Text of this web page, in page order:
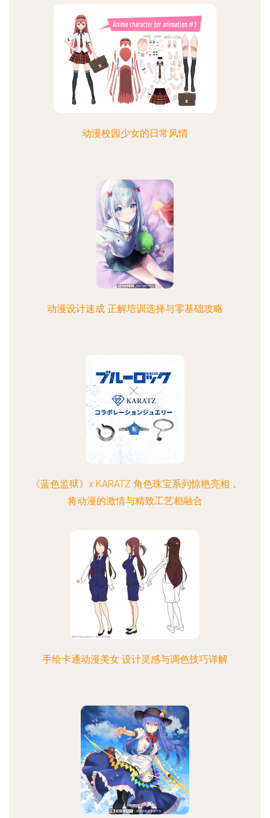
动漫校园少女的日常风情
动漫设计速成 正解培训选择与零基础攻略
《蓝色监狱》x KARATZ 角色珠宝系列惊艳亮相，
将动漫的激情与精致工艺相融合
手绘卡通动漫美女 设计灵感与调色技巧详解